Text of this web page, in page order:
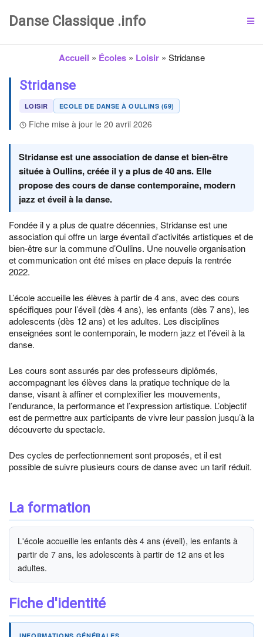
Danse Classique .info
Accueil » Écoles» Loisir» Stridanse
Stridanse
LOISIR ECOLE DE DANSE À OULLINS (69)
Fiche mise à jour le 20 avril 2026
Stridanse est une association de danse et bien-être
située à Oullins, créée il y a plus de 40 ans. Elle
propose des cours de danse contemporaine, modern
jazz et éveil à la danse.
Fondée il y a plus de quatre décennies, Stridanse est une
association qui offre un large éventail d’activités artistiques et de
bien-être sur la commune d’Oullins. Une nouvelle organisation
et communication ont été mises en place depuis la rentrée
2022.
L’école accueille les élèves à partir de 4 ans, avec des cours
spécifiques pour l’éveil (dès 4 ans), les enfants (dès 7 ans), les
adolescents (dès 12 ans) et les adultes. Les disciplines
enseignées sont le contemporain, le modern jazz et l’éveil à la
danse.
Les cours sont assurés par des professeurs diplômés,
accompagnant les élèves dans la pratique technique de la
danse, visant à affiner et complexifier les mouvements,
l’endurance, la performance et l’expression artistique. L’objectif
est de permettre aux participants de vivre leur passion jusqu’à la
découverte du spectacle.
Des cycles de perfectionnement sont proposés, et il est
possible de suivre plusieurs cours de danse avec un tarif réduit.
La formation
L'école accueille les enfants dès 4 ans (éveil), les enfants à
partir de 7 ans, les adolescents à partir de 12 ans et les
adultes.
Fiche d'identité